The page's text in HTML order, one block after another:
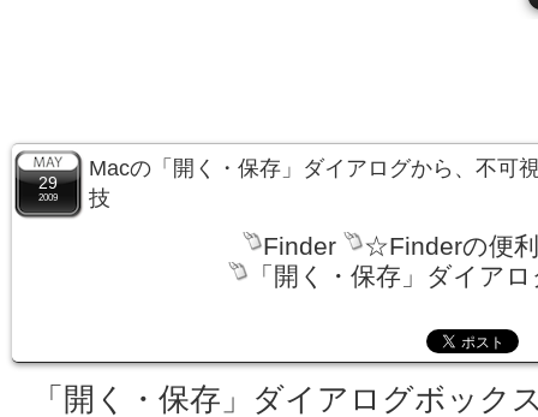
29
2009
Macの「開く・保存」ダイアログから、不可
技
Finder
☆Finderの便
「開く・保存」ダイア
「開く・保存」ダイアログボック